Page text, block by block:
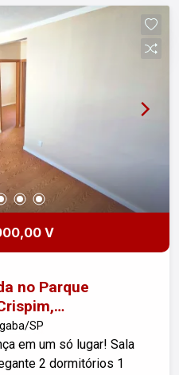
ou para agendar
V
no Parque
SP
um só lugar! Sala
2 dormitórios 1